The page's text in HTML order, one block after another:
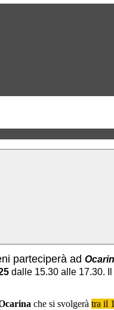
parteciperà ad
dalle 15.30 alle 17.30.
che si svolgerà tra il